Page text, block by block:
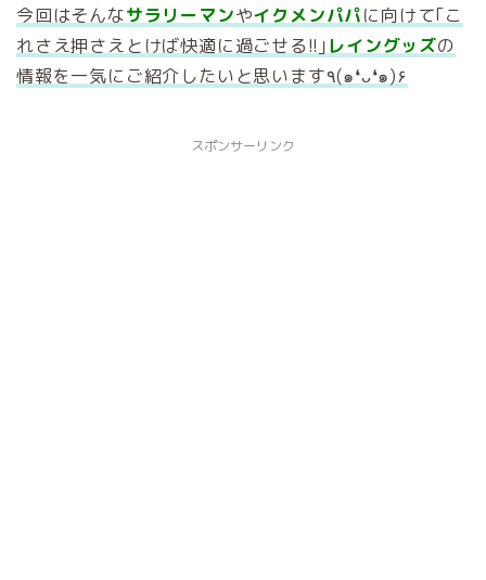
今回はそんなサラリーマンやイクメンパパに向けて｢こ
れさえ押さえとけば快適に過ごせる!!｣レイングッズの
情報を一気にご紹介したいと思います٩(๑❛ᴗ❛๑)۶
スポンサーリンク